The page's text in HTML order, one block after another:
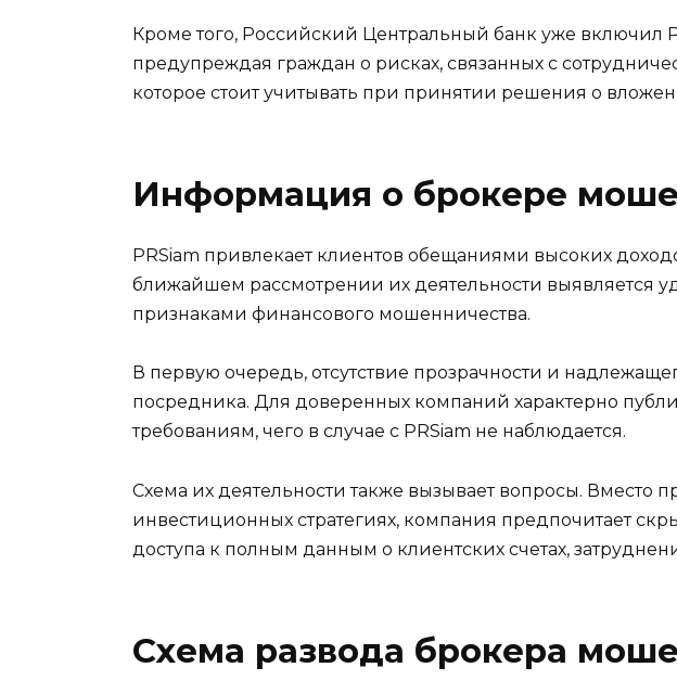
Кроме того, Российский Центральный банк уже
предупреждая граждан о рисках, связанных с
которое стоит учитывать при принятии решения о
Информация о брокере
PRSiam привлекает клиентов обещаниями высоких
ближайшем рассмотрении их деятельности выявляется
признаками финансового мошенничества.
В первую очередь, отсутствие прозрачности и
посредника. Для доверенных компаний характерно
требованиям, чего в случае с PRSiam не наблюдается.
Схема их деятельности также вызывает вопросы.
инвестиционных стратегиях, компания предпочитает
доступа к полным данным о клиентских счетах,
Схема развода брокера